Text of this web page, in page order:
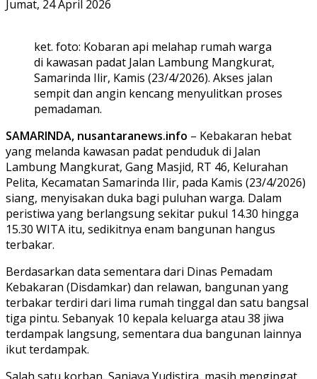
Jumat, 24 April 2026
ket. foto: Kobaran api melahap rumah warga
di kawasan padat Jalan Lambung Mangkurat,
Samarinda Ilir, Kamis (23/4/2026). Akses jalan
sempit dan angin kencang menyulitkan proses
pemadaman.
SAMARINDA, nusantaranews.info – Kebakaran hebat
yang melanda kawasan padat penduduk di Jalan
Lambung Mangkurat, Gang Masjid, RT 46, Kelurahan
Pelita, Kecamatan Samarinda Ilir, pada Kamis (23/4/2026)
siang, menyisakan duka bagi puluhan warga. Dalam
peristiwa yang berlangsung sekitar pukul 14.30 hingga
15.30 WITA itu, sedikitnya enam bangunan hangus
terbakar.
Berdasarkan data sementara dari Dinas Pemadam
Kebakaran (Disdamkar) dan relawan, bangunan yang
terbakar terdiri dari lima rumah tinggal dan satu bangsal
tiga pintu. Sebanyak 10 kepala keluarga atau 38 jiwa
terdampak langsung, sementara dua bangunan lainnya
ikut terdampak.